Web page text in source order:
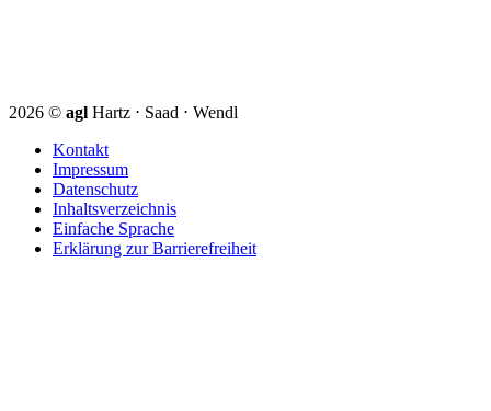
2026 © agl Hartz ⋅ Saad ⋅ Wendl
Kontakt
Impressum
Datenschutz
Inhaltsverzeichnis
Einfache Sprache
Erklärung zur Barrierefreiheit